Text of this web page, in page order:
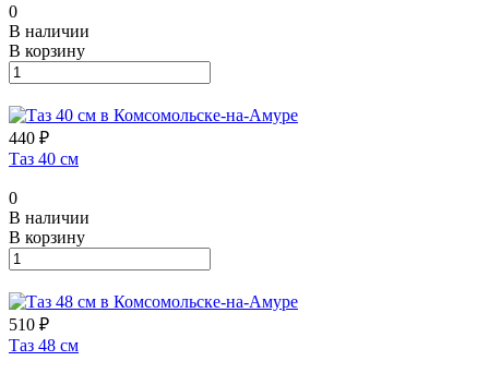
0
В наличии
В корзину
440 ₽
Таз 40 см
0
В наличии
В корзину
510 ₽
Таз 48 см